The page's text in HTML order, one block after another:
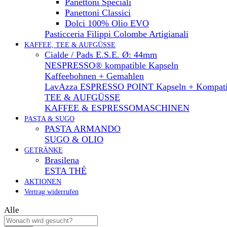
Panettoni Speciali
Panettoni Classici
Dolci 100% Olio EVO
Pasticceria Filippi Colombe Artigianali
KAFFEE, TEE & AUFGÜSSE
Cialde / Pads E.S.E. Ø: 44mm
NESPRESSO® kompatible Kapseln
Kaffeebohnen + Gemahlen
LavAzza ESPRESSO POINT Kapseln +
TEE & AUFGÜSSE
KAFFEE & ESPRESSOMASCHINEN
PASTA & SUGO
PASTA ARMANDO
SUGO & OLIO
GETRÄNKE
Brasilena
ESTA THÉ
AKTIONEN
Vertrag widerrufen
Alle